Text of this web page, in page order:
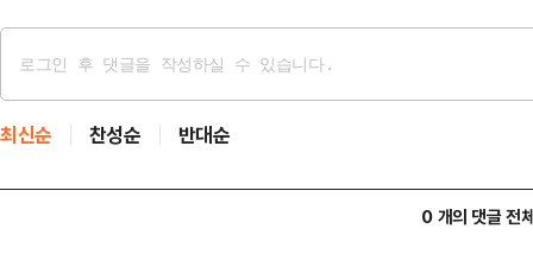
최신순 찬성순 반대순
0 개의 댓글 전